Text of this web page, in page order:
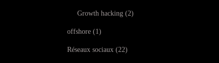
Growth hacking 2
offshore 1
Réseaux sociaux 22